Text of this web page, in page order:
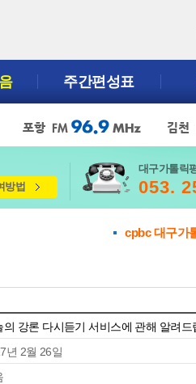
주간편성표
방법
대구가톨릭
053.
cpbc 대구가
의 강론 다시듣기 서비스에 관해 알려드
년 2월 26일